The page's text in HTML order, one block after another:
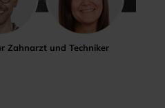
Zahnarzt und Techniker